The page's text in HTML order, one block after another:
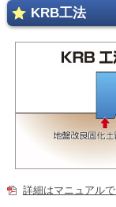
KRB工法
詳細はマニュアル